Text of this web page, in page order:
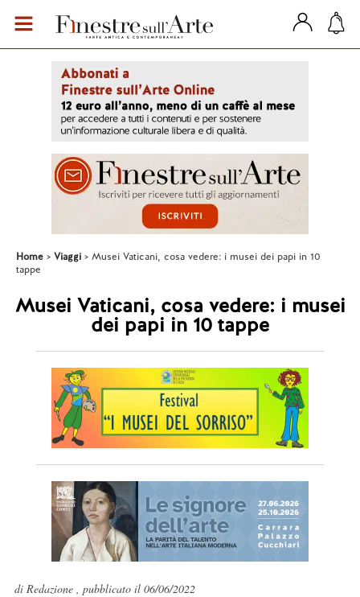
Home Viaggi
Musei Vaticani, cosa vedere: i musei dei papi in 10
tappe
Musei Vaticani, cosa vedere: i musei
dei papi in 10 tappe
di Redazione , pubblicato il 06/06/2022